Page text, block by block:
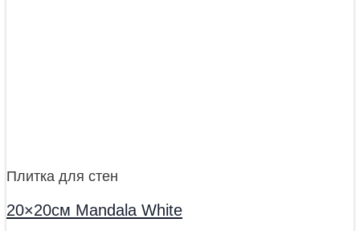
Плитка для стен
20×20см Mandala White